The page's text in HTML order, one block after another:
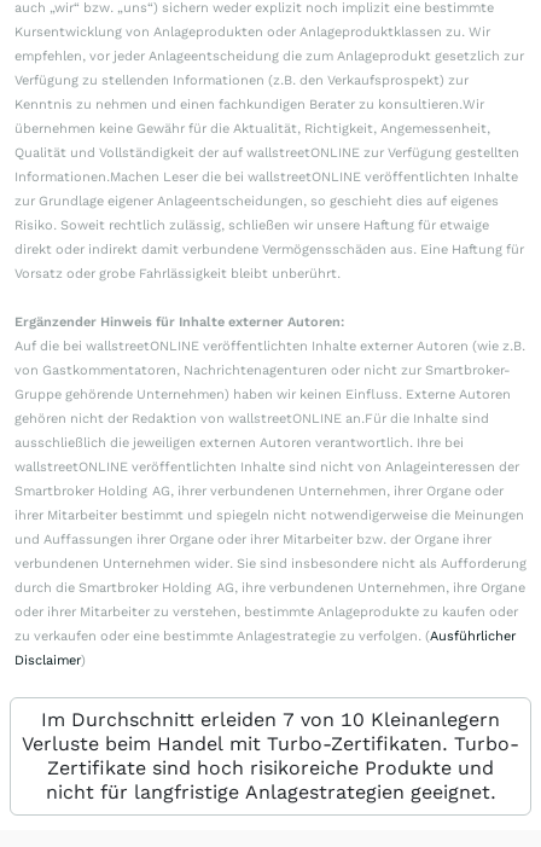
auch „wir“ bzw. „uns“) sichern weder explizit noch implizit eine bestimmte
Kursentwicklung von Anlageprodukten oder Anlageproduktklassen zu. Wir
empfehlen, vor jeder Anlageentscheidung die zum Anlageprodukt gesetzlich zur
Verfügung zu stellenden Informationen (z.B. den Verkaufsprospekt) zur
Kenntnis zu nehmen und einen fachkundigen Berater zu konsultieren.Wir
übernehmen keine Gewähr für die Aktualität, Richtigkeit, Angemessenheit,
Qualität und Vollständigkeit der auf wallstreetONLINE zur Verfügung gestellten
Informationen.Machen Leser die bei wallstreetONLINE veröffentlichten Inhalte
zur Grundlage eigener Anlageentscheidungen, so geschieht dies auf eigenes
Risiko. Soweit rechtlich zulässig, schließen wir unsere Haftung für etwaige
direkt oder indirekt damit verbundene Vermögensschäden aus. Eine Haftung für
Vorsatz oder grobe Fahrlässigkeit bleibt unberührt.
Ergänzender Hinweis für Inhalte externer Autoren:
Auf die bei wallstreetONLINE veröffentlichten Inhalte externer Autoren (wie z.B.
von Gastkommentatoren, Nachrichtenagenturen oder nicht zur Smartbroker-
Gruppe gehörende Unternehmen) haben wir keinen Einfluss. Externe Autoren
gehören nicht der Redaktion von wallstreetONLINE an.Für die Inhalte sind
ausschließlich die jeweiligen externen Autoren verantwortlich. Ihre bei
wallstreetONLINE veröffentlichten Inhalte sind nicht von Anlageinteressen der
Smartbroker Holding AG, ihrer verbundenen Unternehmen, ihrer Organe oder
ihrer Mitarbeiter bestimmt und spiegeln nicht notwendigerweise die Meinungen
und Auffassungen ihrer Organe oder ihrer Mitarbeiter bzw. der Organe ihrer
verbundenen Unternehmen wider. Sie sind insbesondere nicht als Aufforderung
durch die Smartbroker Holding AG, ihre verbundenen Unternehmen, ihre Organe
oder ihrer Mitarbeiter zu verstehen, bestimmte Anlageprodukte zu kaufen oder
zu verkaufen oder eine bestimmte Anlagestrategie zu verfolgen. (Ausführlicher
Disclaimer)
Im Durchschnitt erleiden 7 von 10 Kleinanlegern
Verluste beim Handel mit Turbo-Zertifikaten. Turbo-
Zertifikate sind hoch risikoreiche Produkte und
nicht für langfristige Anlagestrategien geeignet.